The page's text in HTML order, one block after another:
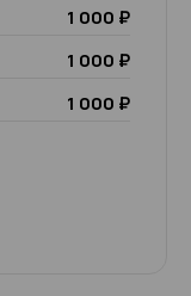
1 000 ₽
1 000 ₽
1 000 ₽